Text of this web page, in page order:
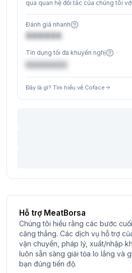
qua quan hệ đối tác của chúng tôi
Đánh giá nhanh
XXXXXX
Tín dụng tối đa khuyến nghị
€XXXXXX
Đây là gì? Tìm hiểu về Coface
Hỗ trợ MeatBorsa
Chúng tôi hiểu rằng các bước
căng thẳng. Các dịch vụ hỗ trợ
vận chuyển, pháp lý, xuất/nhập
luôn sẵn sàng giải tỏa lo lắng và
bạn đúng tiến độ.